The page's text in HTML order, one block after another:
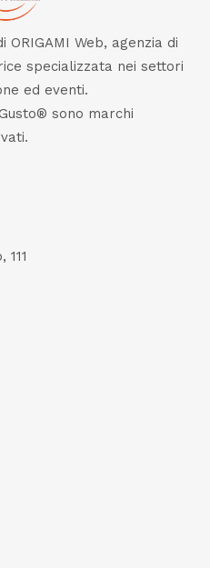
ORIGAMI Web, agenzia di
specializzata nei settori
ed eventi.
sono marchi